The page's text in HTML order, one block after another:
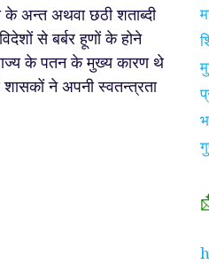
के अन्त अथवा छठी शताब्दी
से बर्बर हूणों के होने
के पतन के मुख्य कारण थे
शासकों ने अपनी स्वतन्त्रता
झाँसी